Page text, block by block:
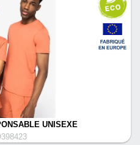
UNISEXE